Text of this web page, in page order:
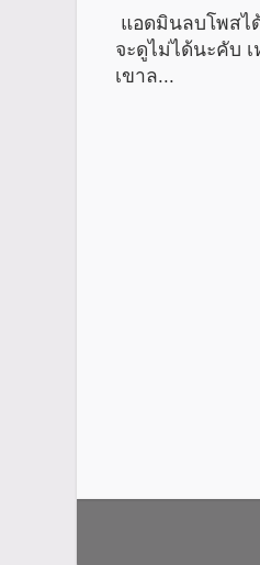
แอดมินลบโพสไ
จะดูไม่ได้นะคับ
เขาล...